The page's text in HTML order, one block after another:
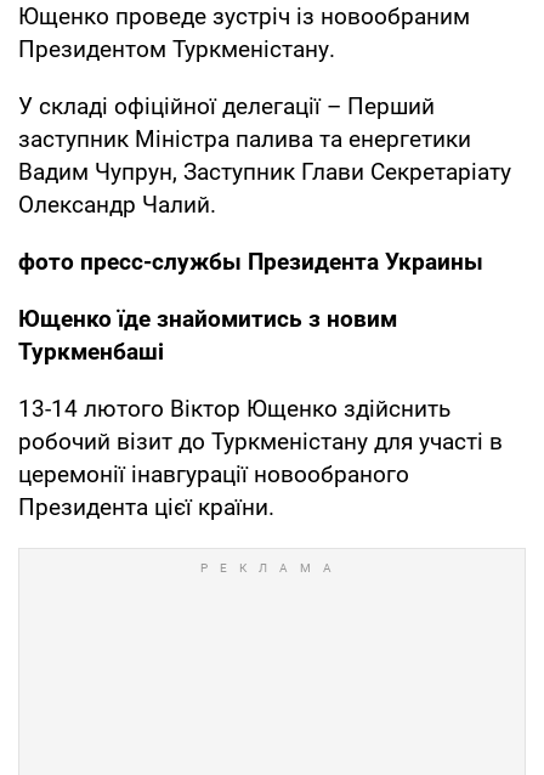
Ющенко проведе зустріч із новообраним
Президентом Туркменістану.
У складі офіційної делегації – Перший
заступник Міністра палива та енергетики
Вадим Чупрун, Заступник Глави Секретаріату
Олександр Чалий.
фото пресс-службы Президента Украины
Ющенко їде знайомитись з новим
Туркменбаші
13-14 лютого Віктор Ющенко здійснить
робочий візит до Туркменістану для участі в
церемонії інавгурації новообраного
Президента цієї країни.